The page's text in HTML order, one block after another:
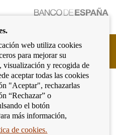
Ir
página
de
inicio
del
Banco
de
Españade una
web utiliza cookies
para mejorar su
visualización y recogida de
aceptar todas las cookies
"Aceptar", rechazarlas
“Rechazar” o
el botón
más información,
de cookies.